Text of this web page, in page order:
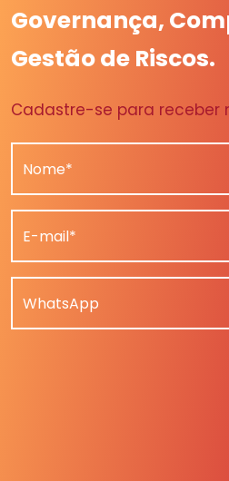
Governança,
Gestão de Riscos.
Cadastre-se para receber
Nome*
E-mail*
WhatsApp